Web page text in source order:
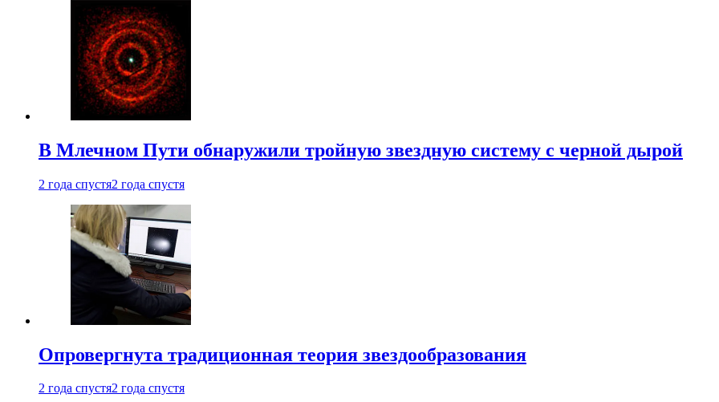
В Млечном Пути обнаружили тройную звездную систему с черной дырой
2 года спустя2 года спустя
Опровергнута традиционная теория звездообразования
2 года спустя2 года спустя